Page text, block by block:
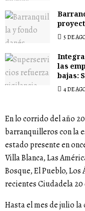
5 DE
las
bajas:
4 DE
En lo corrido del año
barranquilleros con la
estado presente en
Villa Blanca, Las
Bosque, El Pueblo, Los
recientes Ciudadela 20
Hasta el mes de julio